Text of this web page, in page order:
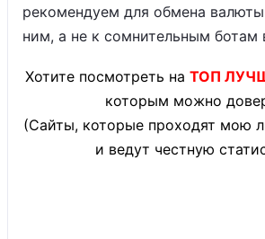
рекомендуем для обмена
ним, а не к сомнительным ботам
Хотите посмотреть на ТОП
которым можно
(Сайты, которые проходят мою
и ведут честную